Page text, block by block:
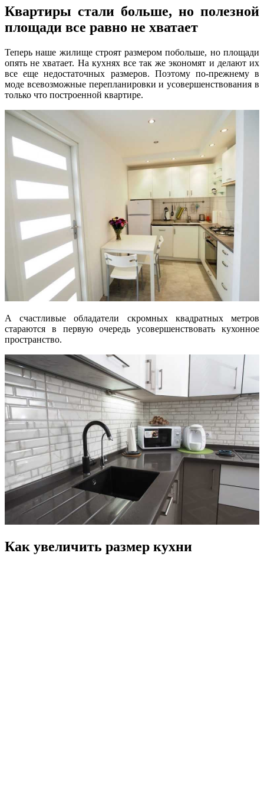
Квартиры стали больше, но полезной
площади все равно не хватает
Теперь наше жилище строят размером побольше, но площади
опять не хватает. На кухнях все так же экономят и делают их
все еще недостаточных размеров. Поэтому по-прежнему в
моде всевозможные перепланировки и усовершенствования в
только что построенной квартире.
А счастливые обладатели скромных квадратных метров
стараются в первую очередь усовершенствовать кухонное
пространство.
Как увеличить размер кухни